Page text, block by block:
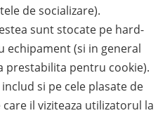
de socializare).
sunt stocate pe hard-
echipament (si in general
prestabilita pentru cookie).
si pe cele plasate de
il viziteaza utilizatorul la